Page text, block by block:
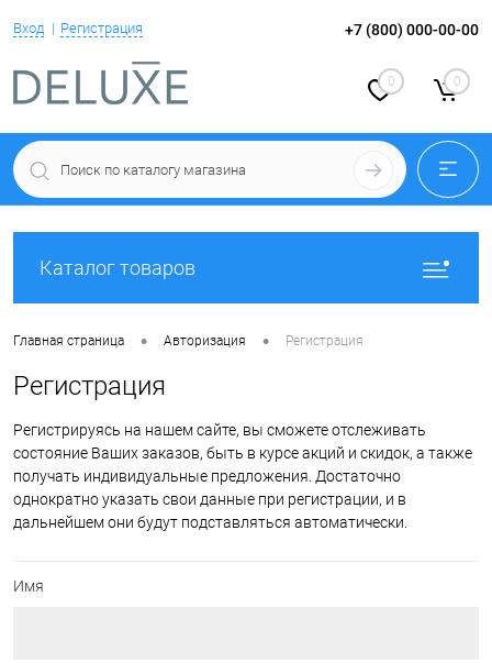
Вход Регистрация +7 (800) 000-00-00
0 0
Каталог товаров
Главная страница • Авторизация • Регистрация
Регистрация
Регистрируясь на нашем сайте, вы сможете отслеживать
состояние Ваших заказов, быть в курсе акций и скидок, а также
получать индивидуальные предложения. Достаточно
однократно указать свои данные при регистрации, и в
дальнейшем они будут подставляться автоматически.
Имя